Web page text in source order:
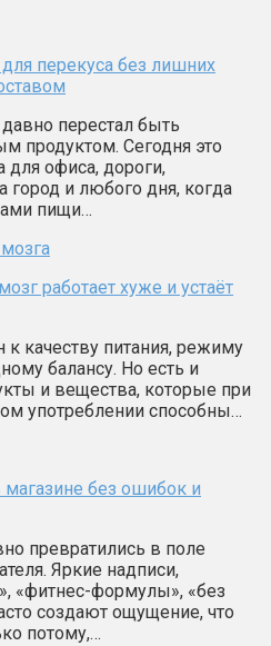
перекуса без лишних
перестал быть
продуктом. Сегодня это
офиса, дороги,
город и любого дня, когда
пищи…
работает хуже и устаёт
к качеству питания, режиму
балансу. Но есть и
и вещества, которые при
употреблении способны…
без ошибок и
превратились в поле
Яркие надписи,
«фитнес-формулы», «без
создают ощущение, что
потому,…